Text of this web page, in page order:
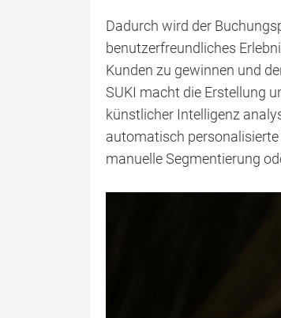
Dadurch wird der
benutzerfreundliches
Kunden zu gewinnen und
SUKI macht die Erstellung
künstlicher Intelligenz
automatisch personalisierte
manuelle Segmentierung